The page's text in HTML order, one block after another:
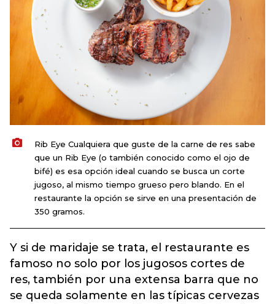
Rib Eye Cualquiera que guste de la carne de res sabe
que un Rib Eye (o también conocido como el ojo de
bifé) es esa opción ideal cuando se busca un corte
jugoso, al mismo tiempo grueso pero blando. En el
restaurante la opción se sirve en una presentación de
350 gramos.
Y si de maridaje se trata, el restaurante es
famoso no solo por los jugosos cortes de
res, también por una extensa barra que no
se queda solamente en las típicas cervezas